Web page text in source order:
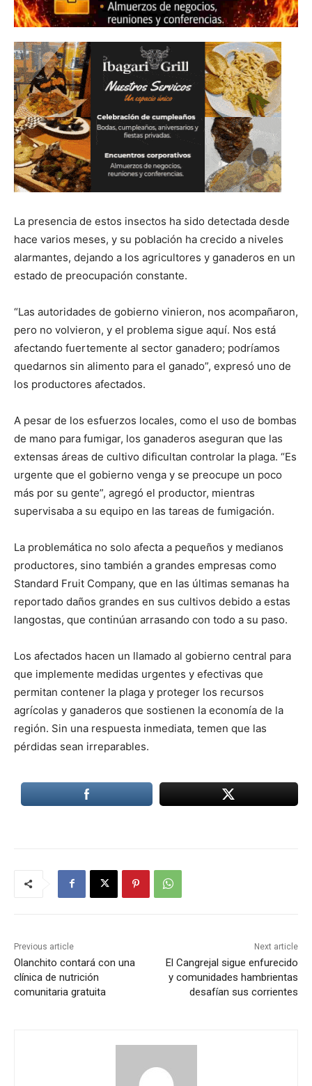
La presencia de estos insectos ha sido detectada desde
hace varios meses, y su población ha crecido a niveles
alarmantes, dejando a los agricultores y ganaderos en un
estado de preocupación constante.
“Las autoridades de gobierno vinieron, nos acompañaron,
pero no volvieron, y el problema sigue aquí. Nos está
afectando fuertemente al sector ganadero; podríamos
quedarnos sin alimento para el ganado”, expresó uno de
los productores afectados.
A pesar de los esfuerzos locales, como el uso de bombas
de mano para fumigar, los ganaderos aseguran que las
extensas áreas de cultivo dificultan controlar la plaga. “Es
urgente que el gobierno venga y se preocupe un poco
más por su gente”, agregó el productor, mientras
supervisaba a su equipo en las tareas de fumigación.
La problemática no solo afecta a pequeños y medianos
productores, sino también a grandes empresas como
Standard Fruit Company, que en las últimas semanas ha
reportado daños grandes en sus cultivos debido a estas
langostas, que continúan arrasando con todo a su paso.
Los afectados hacen un llamado al gobierno central para
que implemente medidas urgentes y efectivas que
permitan contener la plaga y proteger los recursos
agrícolas y ganaderos que sostienen la economía de la
región. Sin una respuesta inmediata, temen que las
pérdidas sean irreparables.
Previous article
Olanchito contará con una
clínica de nutrición
comunitaria gratuita
Next article
El Cangrejal sigue enfurecido
y comunidades hambrientas
desafían sus corrientes